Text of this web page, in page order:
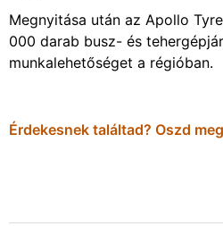
Megnyitása után az Apollo
000 darab busz- és
munkalehetőséget a régióban.
Érdekesnek találtad? Oszd